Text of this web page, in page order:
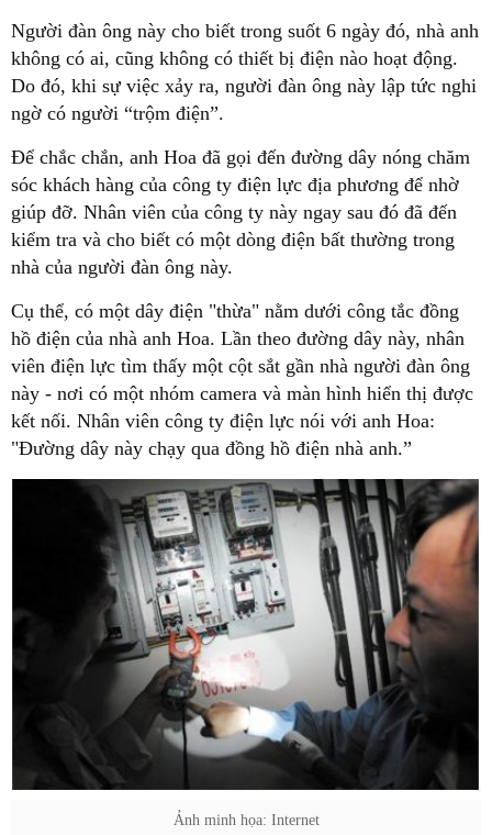
Người đàn ông này cho biết trong suốt 6 ngày đó, nhà anh
không có ai, cũng không có thiết bị điện nào hoạt động.
Do đó, khi sự việc xảy ra, người đàn ông này lập tức nghi
ngờ có người “trộm điện”.
Để chắc chắn, anh Hoa đã gọi đến đường dây nóng chăm
sóc khách hàng của công ty điện lực địa phương để nhờ
giúp đỡ. Nhân viên của công ty này ngay sau đó đã đến
kiểm tra và cho biết có một dòng điện bất thường trong
nhà của người đàn ông này.
Cụ thể, có một dây điện "thừa" nằm dưới công tắc đồng
hồ điện của nhà anh Hoa. Lần theo đường dây này, nhân
viên điện lực tìm thấy một cột sắt gần nhà người đàn ông
này - nơi có một nhóm camera và màn hình hiển thị được
kết nối. Nhân viên công ty điện lực nói với anh Hoa:
"Đường dây này chạy qua đồng hồ điện nhà anh.”
Ảnh minh họa: Internet